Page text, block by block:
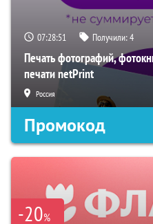
07:28:50 Получили:4
Печать фотографий,
печати netPrint
Россия
Промокод
-20%